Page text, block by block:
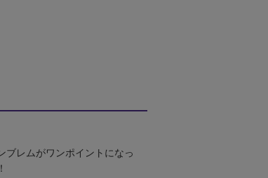
ブレムがワンポイントになっ